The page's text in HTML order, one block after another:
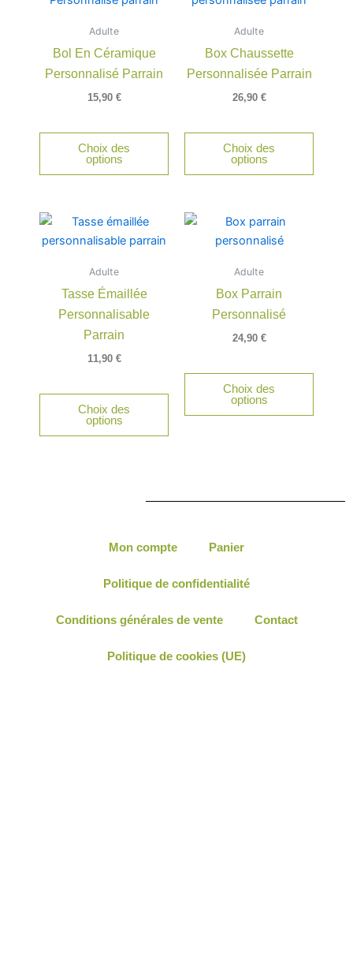
Adulte
Bol En Céramique
Personnalisé Parrain
15,90 €
Choix des
options
Adulte
Box Chaussette
Personnalisée Parrain
26,90 €
Choix des
options
être
Adulte
Tasse Émaillée
Personnalisable
Parrain
11,90 €
Choix des
options
Adulte
Box Parrain
Personnalisé
24,90 €
Choix des
options
Mon compte Panier
Politique de confidentialité
Conditions générales de vente Contact
Politique de cookies (UE)